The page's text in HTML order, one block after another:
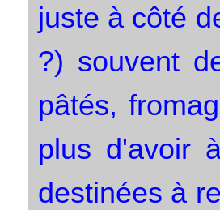
juste à côté
?) souvent
pâtés,
plus d'avoir
destinées à